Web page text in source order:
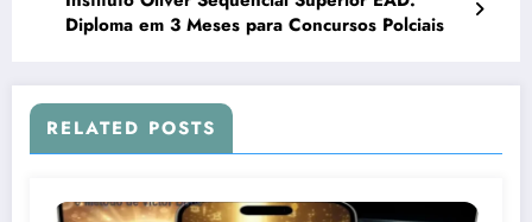
Diploma em 3 Meses para Concursos Polciais
RELATED POSTS